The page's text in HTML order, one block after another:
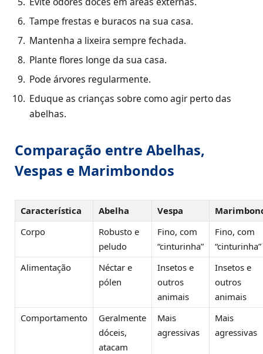
Tampe frestas e buracos na sua casa.
Mantenha a lixeira sempre fechada.
Plante flores longe da sua casa.
Pode árvores regularmente.
Eduque as crianças sobre como agir perto das
abelhas.
Comparação entre Abelhas,
Vespas e Marimbondos
Característica Abelha Vespa
Corpo
Robusto e
peludo
Fino, com
“cinturinha”
Fino, com
“cinturinha”
Alimentação
Néctar e
pólen
Insetos e
outros
animais
Insetos e
outros
animais
Comportamento
Geralmente
dóceis,
atacam
Mais
agressivas
Mais
agressivas